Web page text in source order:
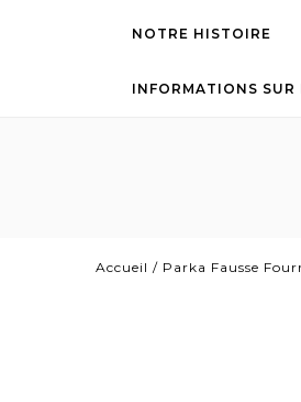
NOTRE HISTOIRE
INFORMATIONS SUR
Accueil / Parka Fausse